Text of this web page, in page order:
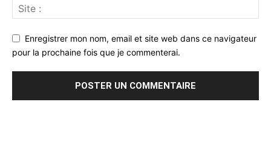
Enregistrer mon nom, email et site web dans ce navigateur
pour la prochaine fois que je commenterai.